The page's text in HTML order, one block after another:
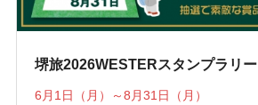
堺旅2026WESTERスタンプラリー
6月1日（月）～8月31日（月）